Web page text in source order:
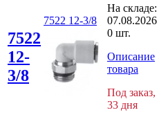
7522
12-
3/8
7522 12-3/8
На складе:
07.08.2026
0 шт.
Описание
товара
Под заказ,
33 дня